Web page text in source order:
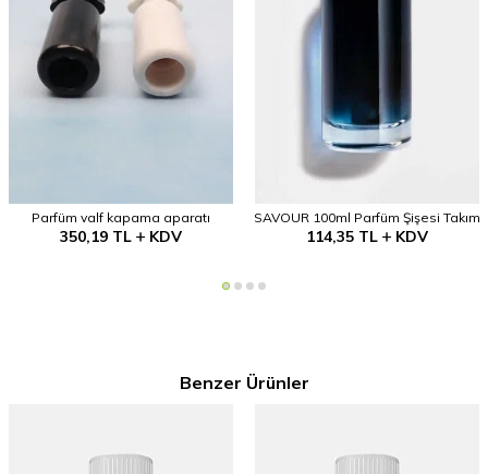
Parfüm valf kapama aparatı
350,19TL KDV
SAVOUR 100ml Parfüm Şişesi Takım
114,35 TL KDV
Benzer Ürünler